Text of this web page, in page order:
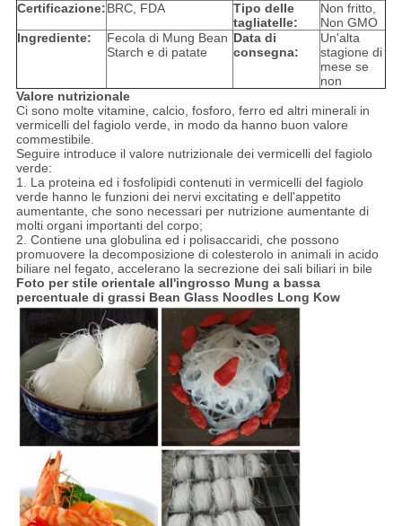
Certificazione:BRC, FDA
Tipo delle
tagliatelle:
Non fritto,
Non GMO
Ingrediente:
Fecola di Mung Bean
Starch e di patate
Data di
consegna:
Un'alta
stagione di
mese se
non
Valore nutrizionale
Ci sono molte vitamine, calcio, fosforo, ferro ed altri minerali in
vermicelli del fagiolo verde, in modo da hanno buon valore
commestibile.
Seguire introduce il valore nutrizionale dei vermicelli del fagiolo
verde:
1. La proteina ed i fosfolipidi contenuti in vermicelli del fagiolo
verde hanno le funzioni dei nervi excitating e dell'appetito
aumentante, che sono necessari per nutrizione aumentante di
molti organi importanti del corpo;
2. Contiene una globulina ed i polisaccaridi, che possono
promuovere la decomposizione di colesterolo in animali in acido
biliare nel fegato, accelerano la secrezione dei sali biliari in bile
Foto per stile orientale all'ingrosso Mung a bassa
percentuale di grassi Bean Glass Noodles Long Kow